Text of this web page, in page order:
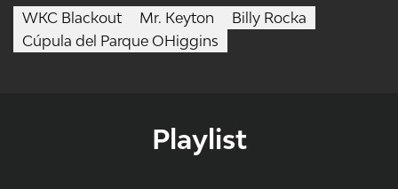
WKC Blackout Mr. Keyton
Billy Rocka
Cúpula del Parque OHiggins
Playlist